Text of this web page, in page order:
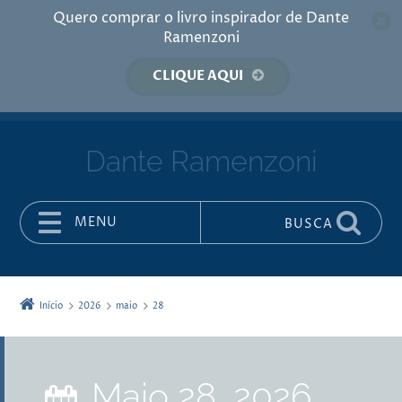
Quero comprar o livro inspirador de Dante
Ramenzoni
CLIQUE AQUI
Dante Ramenzoni
MENU BUSCA
Início 2026 maio 28